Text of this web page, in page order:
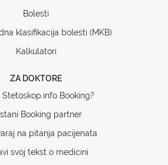
Bolesti
klasifikacija bolesti (MKB)
Kalkulatori
ZA DOKTORE
Stetoskop.info Booking?
Booking partner
na pitanja pacijenata
svoj tekst o medicini